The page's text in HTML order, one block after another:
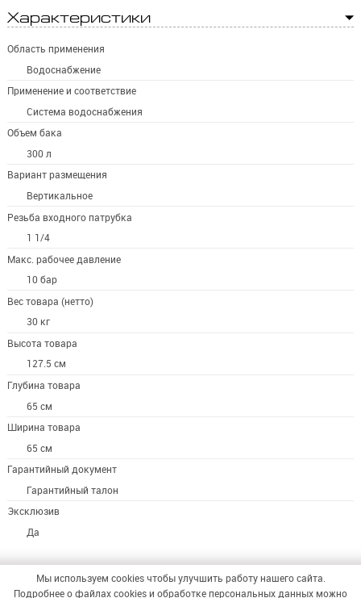
Характеристики
Область применения
Водоснабжение
Применение и соответствие
Система водоснабжения
Объем бака
300 л
Вариант размещения
Вертикальное
Резьба входного патрубка
1 1/4
Макс. рабочее давление
10 бар
Вес товара (нетто)
30 кг
Высота товара
127.5 см
Глубина товара
65 см
Ширина товара
65 см
Гарантийный документ
Гарантийный талон
Эксклюзив
Да
Мы используем cookies чтобы улучшить работу нашего сайта.
Подробнее о файлах cookies и обработке персональных данных можно